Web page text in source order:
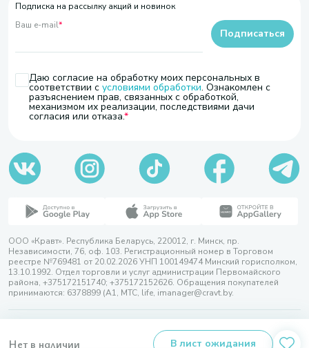
Нет в наличии В лист ожидания
Подписка на рассылку акций и новинок
Ваш e-mail*
Даю согласие на обработку моих персональных в
соответствии с условиями обработки. Ознакомлен с
разъяснением прав, связанных с обработкой,
механизмом их реализации, последствиями дачи
согласия или отказа.
Подписаться
ООО «Кравт». Республика Беларусь, 220012, г. Минск, пр.
Независимости, 76, оф. 103. Регистрационный номер в Торговом
реестре №769481 от 20.02.2026 УНП 100149474 Минский горисполком,
13.10.1992. Отдел торговли и услуг администрации Первомайского
района, +375172151740; +375172152626. Обращения покупателей
принимаются: 6378899 (А1, МТС, life, imanager@cravt.by.
Разработка сайта — SLAM